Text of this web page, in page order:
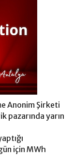
Anonim Şirketi
pazarında yarın
için MWh